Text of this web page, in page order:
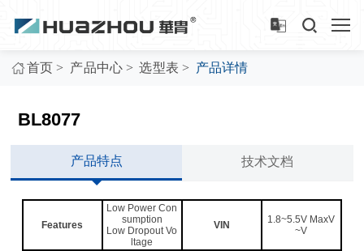
首页 > 产品中心 > 选型表 > 产品详情
BL8077
产品特点 技术文档
Features
Low Power Con
sumption
Low Dropout Vo
ltage
VIN
1.8~5.5V MaxV
~V